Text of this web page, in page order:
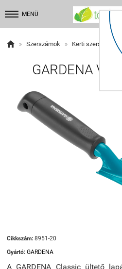
MENÜ
 » Szerszámok » Kerti szerszámok
GARDENA
Cikkszám: 8951-20
Gyártó: GARDENA
A GARDENA Classic ültető